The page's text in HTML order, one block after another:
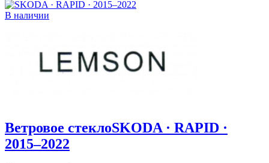
В наличии
Ветровое стеклоSKODA · RAPID ·
2015–2022